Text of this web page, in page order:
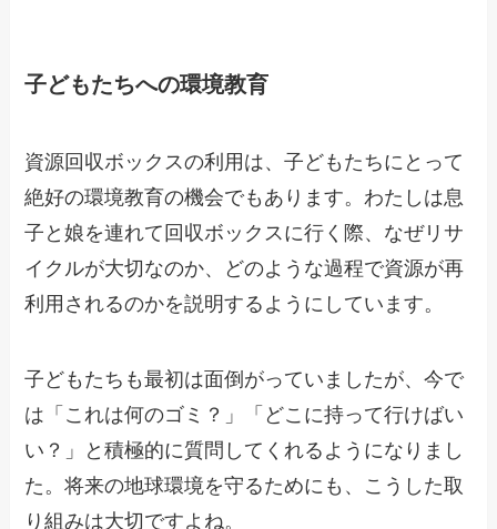
子どもたちへの環境教育
資源回収ボックスの利用は、子どもたちにとって
絶好の環境教育の機会でもあります。わたしは息
子と娘を連れて回収ボックスに行く際、なぜリサ
イクルが大切なのか、どのような過程で資源が再
利用されるのかを説明するようにしています。
子どもたちも最初は面倒がっていましたが、今で
は「これは何のゴミ？」「どこに持って行けばい
い？」と積極的に質問してくれるようになりまし
た。将来の地球環境を守るためにも、こうした取
り組みは大切ですよね。